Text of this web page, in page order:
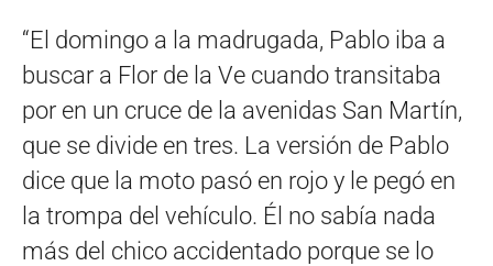
“El domingo a la madrugada, Pablo iba a
buscar a Flor de la Ve cuando transitaba
por en un cruce de la avenidas San Martín,
que se divide en tres. La versión de Pablo
dice que la moto pasó en rojo y le pegó en
la trompa del vehículo. Él no sabía nada
más del chico accidentado porque se lo